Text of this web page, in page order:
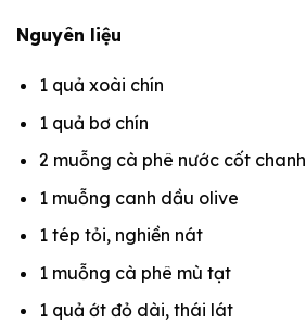
Nguyên liệu
1 quả xoài chín
1 quả bơ chín
2 muỗng cà phê nước cốt chanh
1 muỗng canh dầu olive
1 tép tỏi, nghiền nát
1 muỗng cà phê mù tạt
1 quả ớt đỏ dài, thái lát